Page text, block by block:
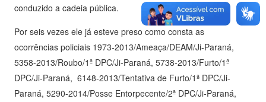
conduzido a cadeia pública.
Por seis vezes ele já esteve preso como consta as
ocorrências policiais 1973-2013/Ameaça/DEAM/Ji-Paraná,
5358-2013/Roubo/1ª DPC/Ji-Paraná, 5738-2013/Furto/1ª
DPC/Ji-Paraná, 6148-2013/Tentativa de Furto/1ª DPC/Ji-
Paraná, 5290-2014/Posse Entorpecente/2ª DPC/Ji-Paraná,